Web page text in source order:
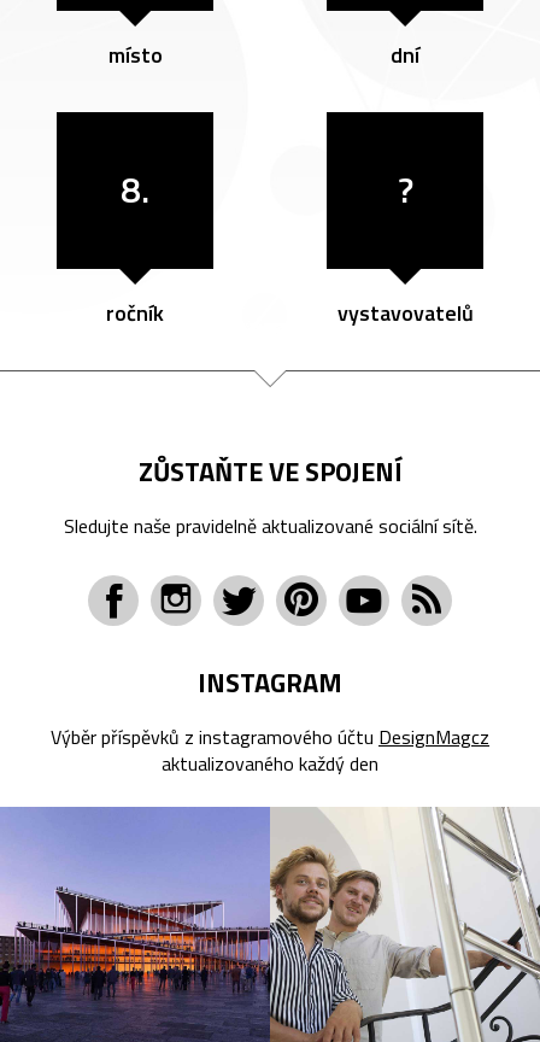
místo dní
8.
ročník
?
vystavovatelů
ZŮSTAŇTE VE SPOJENÍ
Sledujte naše pravidelně aktualizované sociální sítě.
INSTAGRAM
Výběr příspěvků z instagramového účtu DesignMagcz
aktualizovaného každý den